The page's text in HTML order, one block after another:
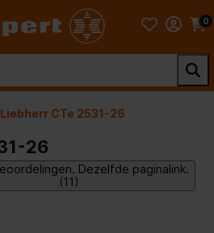
0
Liebherr CTe 2531-26
26
Dezelfde paginalink.
(11)